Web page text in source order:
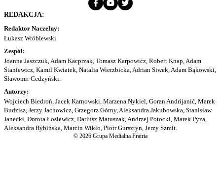
REDAKCJA:
Redaktor Naczelny:
Łukasz Wróblewski
Zespół:
Joanna Jaszczuk, Adam Kacprzak, Tomasz Karpowicz, Robert Knap, Adam
Staniewicz, Kamil Kwiatek, Natalia Wierzbicka, Adrian Siwek, Adam Bąkowski,
Sławomir Cedzyński.
Autorzy:
Wojciech Biedroń, Jacek Karnowski, Marzena Nykiel, Goran Andrijanić, Marek
Budzisz, Jerzy Jachowicz, Grzegorz Górny, Aleksandra Jakubowska, Stanisław
Janecki, Dorota Łosiewicz, Dariusz Matuszak, Andrzej Potocki, Marek Pyza,
Aleksandra Rybińska, Marcin Wikło, Piotr Gursztyn, Jerzy Szmit.
© 2026 Grupa Medialna Fratria